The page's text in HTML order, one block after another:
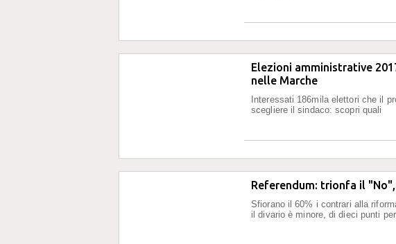
Elezioni amministrative
nelle Marche
Interessati 186mila elettori che il
scegliere il sindaco: scopri quali
Referendum: trionfa il
Sfiorano il 60% i contrari alla
il divario è minore, di dieci punti